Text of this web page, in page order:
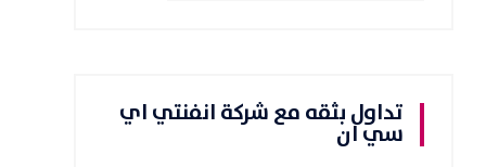
تداول بثقه مع شركة انفنتي اي
سي ان